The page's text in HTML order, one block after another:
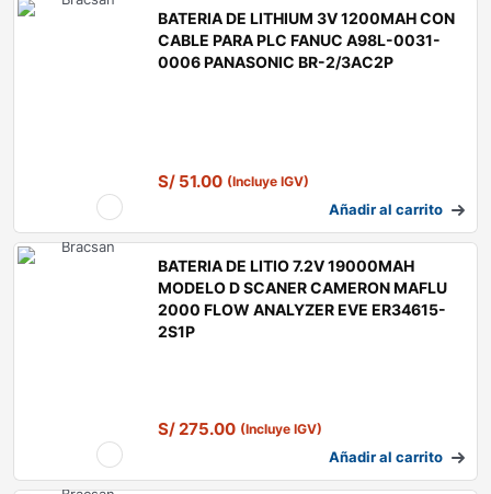
BATERIA DE LITHIUM 3V 1200MAH CON
CABLE PARA PLC FANUC A98L-0031-
0006 PANASONIC BR-2/3AC2P
S/ 51.00 (Incluye IGV)
Añadir al carrito
BATERIA DE LITIO 7.2V 19000MAH
MODELO D SCANER CAMERON MAFLU
2000 FLOW ANALYZER EVE ER34615-
2S1P
S/275.00 (Incluye IGV)
Añadir al carrito